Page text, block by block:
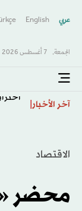
عربي English
الجمعة, 7 أغسطس 2026
آخر الأخبار
الاقتصاد
محضر